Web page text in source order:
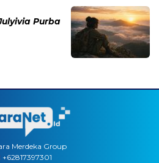
Purba
Merdeka Group
‪+62817397301